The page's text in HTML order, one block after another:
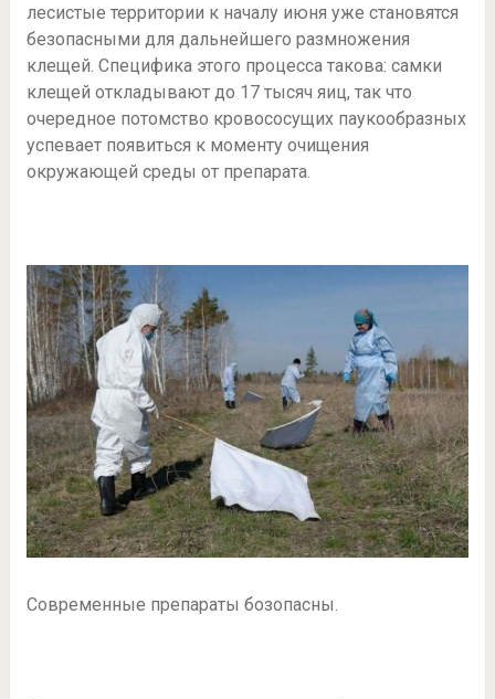
лесистые территории к началу июня уже становятся
безопасными для дальнейшего размножения
клещей. Специфика этого процесса такова: самки
клещей откладывают до 17 тысяч яиц, так что
очередное потомство кровососущих паукообразных
успевает появиться к моменту очищения
окружающей среды от препарата.
Современные препараты бозопасны.